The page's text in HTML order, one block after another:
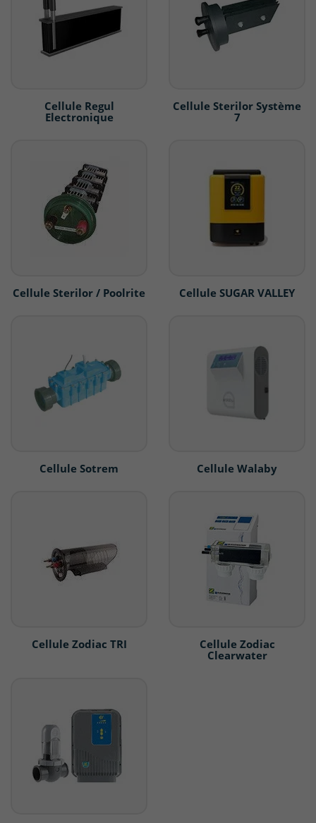
Cellule Regul
Electronique
Cellule Sterilor Système
7
Cellule Sterilor / Poolrite Cellule SUGAR VALLEY
Cellule Sotrem Cellule Walaby
Cellule Zodiac TRI
Cellule Zodiac
Clearwater